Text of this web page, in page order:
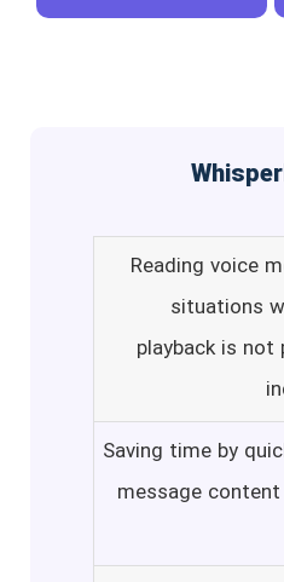
Reading voice
situations
playback is not
Saving time by
message